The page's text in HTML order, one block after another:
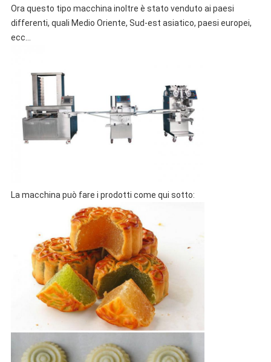
Ora questo tipo macchina inoltre è stato venduto ai paesi
differenti, quali Medio Oriente, Sud-est asiatico, paesi europei,
ecc…
La macchina può fare i prodotti come qui sotto: